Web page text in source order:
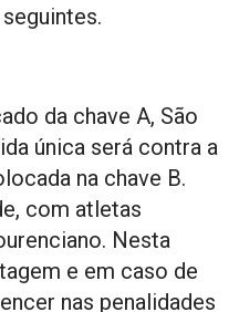
da chave A, São
única será contra a
na chave B.
com atletas
Nesta
e em caso de
nas penalidades